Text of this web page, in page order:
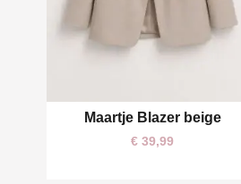
One size
Maartje Blazer beige
€ 39,99